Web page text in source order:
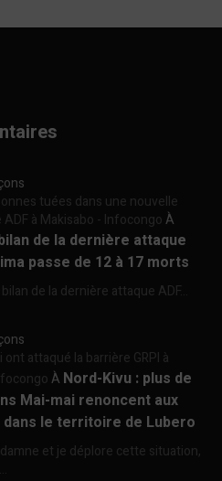
tuées dans une nouvelle
ADF à Makisabo - InfocongoÀ
de la dernière attaque
passe de 12 à 17 morts
de la dernière attaque ADF...
ont attaqué la barrière GRPI à
À Nord-Kivu : plus de
Mai-mai renoncent aux
le territoire de Lubero
et je déplore cette situation,